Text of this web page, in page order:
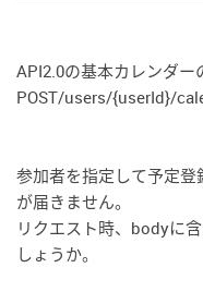
API2.0の基本カレンダ
POST/users/{userId}/
参加者を指定して予定
が届きません。
リクエスト時、bodyに
しょうか。